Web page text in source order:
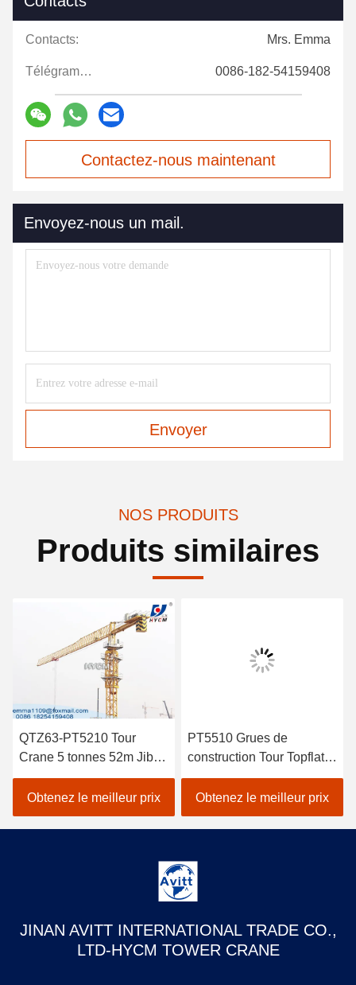
Contacts: Mrs. Emma
Télégramme: 0086-182-54159408
Contactez-nous maintenant
Envoyez-nous un mail.
Envoyer
NOS PRODUITS
Produits similaires
QTZ63-PT5210 Tour
Crane 5 tonnes 52m Jib
Long Construction
bâtiment grue
Obtenez le meilleur prix
PT5510 Grues de
construction Tour Topflat
Tour Crane spécifications
6tObtenez le meilleur prix
JINAN AVITT INTERNATIONAL TRADE CO.,
LTD-HYCM TOWER CRANE